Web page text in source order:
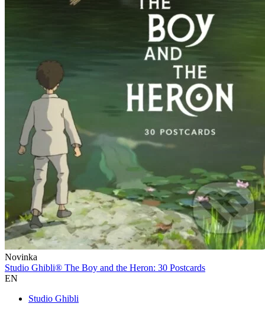
Novinka
Studio Ghibli® The Boy and the Heron: 30 Postcards
EN
Studio Ghibli